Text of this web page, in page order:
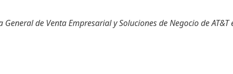
de Venta Empresarial y Soluciones de Negocio de AT&T